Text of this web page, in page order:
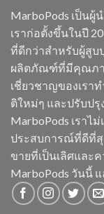
MarboPods เป็น
เราก่อตั้งขึ้นในปี
ที่ดีกว่าสำหรับผู้สูบ
ผลิตภัณฑ์ที่มีคุณภา
เชี่ยวชาญของเรา
ติใหม่ๆ และปรับป
MarboPods เราไ
ประสบการณ์ที่ดีที่สุ
ขายที่เป็นเลิศและ
MarboPods วันนี้